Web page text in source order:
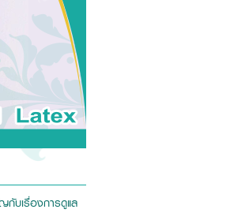
กับเรื่องการดูแล